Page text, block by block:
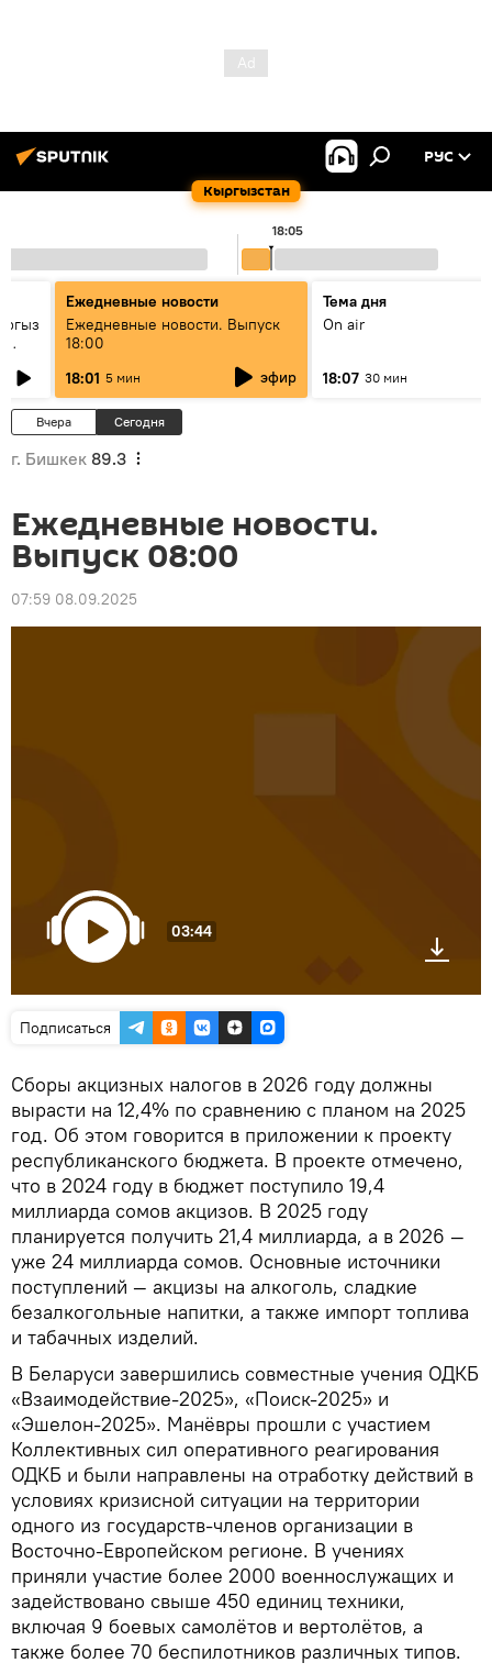
Кыргызстан
РУС
18:05
Ежедневные новости
Ежедневные новости. Выпуск
18:00
18:01 5 мин эфир
Тема дня
On air
18:07 30 мин
Вчера Сегодня
г. Бишкек 89.3
Ежедневные новости.
Выпуск 08:00
07:59 08.09.2025
03:44
Подписаться
Сборы акцизных налогов в 2026 году должны
вырасти на 12,4% по сравнению с планом на 2025
год. Об этом говорится в приложении к проекту
республиканского бюджета. В проекте отмечено,
что в 2024 году в бюджет поступило 19,4
миллиарда сомов акцизов. В 2025 году
планируется получить 21,4 миллиарда, а в 2026 —
уже 24 миллиарда сомов. Основные источники
поступлений — акцизы на алкоголь, сладкие
безалкогольные напитки, а также импорт топлива
и табачных изделий.
В Беларуси завершились совместные учения ОДКБ
«Взаимодействие-2025», «Поиск-2025» и
«Эшелон-2025». Манёвры прошли с участием
Коллективных сил оперативного реагирования
ОДКБ и были направлены на отработку действий в
условиях кризисной ситуации на территории
одного из государств-членов организации в
Восточно-Европейском регионе. В учениях
приняли участие более 2000 военнослужащих и
задействовано свыше 450 единиц техники,
включая 9 боевых самолётов и вертолётов, а
также более 70 беспилотников различных типов.